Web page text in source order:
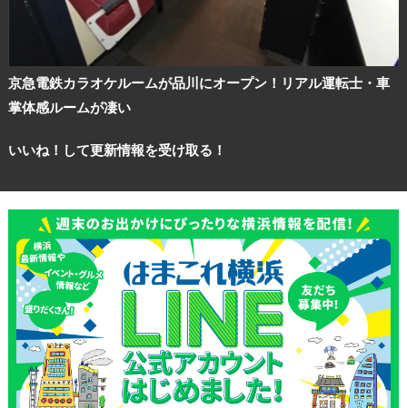
京急電鉄カラオケルームが品川にオープン！リアル運転士・車
掌体感ルームが凄い
いいね！して更新情報を受け取る！